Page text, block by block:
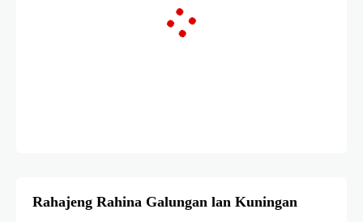
Rahajeng Rahina Galungan lan Kuningan